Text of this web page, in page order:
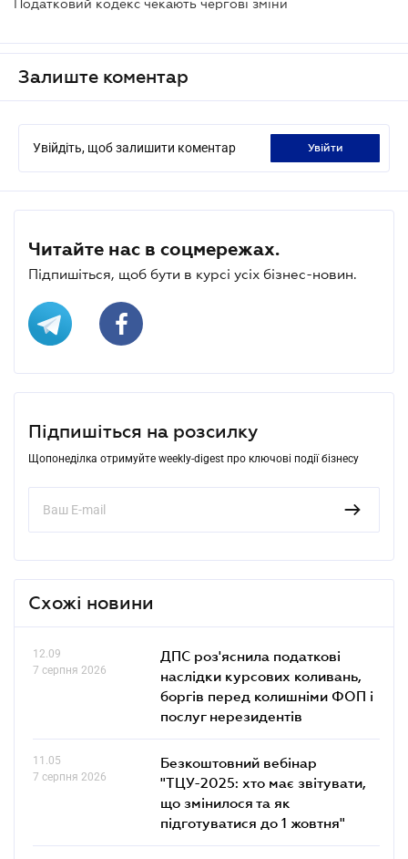
Податковий кодекс чекають чергові зміни
Залиште коментар
Увійдіть, щоб залишити коментар увійти
Читайте нас в соцмережах.
Підпишіться, щоб бути в курсі усіх бізнес-новин.
Підпишіться на розсилку
Щопонеділка отримуйте weekly-digest про ключові події бізнесу
Схожі новини
12.09
7 серпня 2026
ДПС роз'яснила податкові
наслідки курсових коливань,
боргів перед колишніми ФОП і
послуг нерезидентів
11.05
7 серпня 2026
Безкоштовний вебінар
"ТЦУ-2025: хто має звітувати,
що змінилося та як
підготуватися до 1 жовтня"